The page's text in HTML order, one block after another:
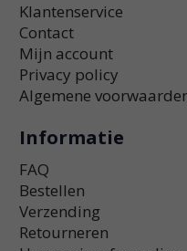
Klantenservice
Contact
Mijn account
Privacy policy
Algemene
Informatie
FAQ
Bestellen
Verzending
Retourneren